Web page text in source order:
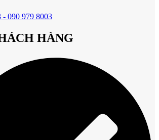
- 090 979 8003
HÀNG